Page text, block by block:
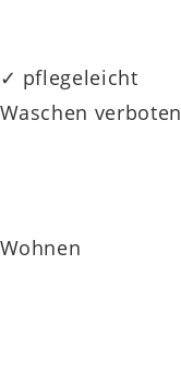
✓ pflegeleicht
Waschen verboten
Wohnen